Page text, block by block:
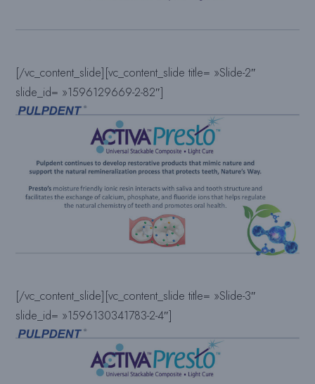
[/vc_content_slide][vc_content_slide title= »Slide-2″
slide_id= »1596129669-2-82″]
[/vc_content_slide][vc_content_slide title= »Slide-3″
slide_id= »1596130341783-2-4″]